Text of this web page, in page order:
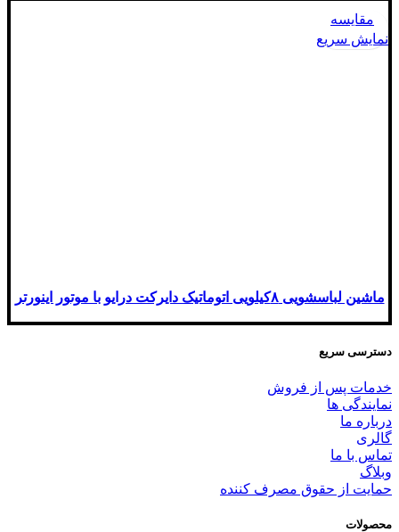
مقايسه
نمایش سریع
ماشین لباسشویی ۸کیلویی اتوماتیک دایرکت درایو با موتور اینورتر
دسترسی سریع
خدمات پس از فروش
نمایندگی ها
درباره ما
گالری
تماس با ما
وبلاگ
حمایت از حقوق مصرف کننده
محصولات